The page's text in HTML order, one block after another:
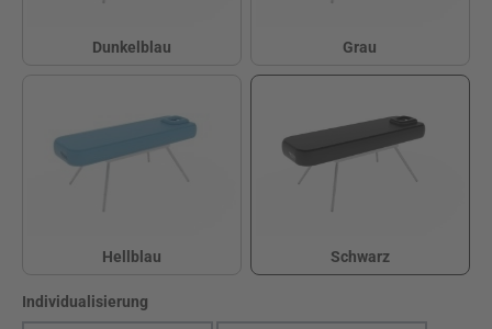
Dunkelblau
Grau
Grau
Hellblau
Schwarz
Individualisierung